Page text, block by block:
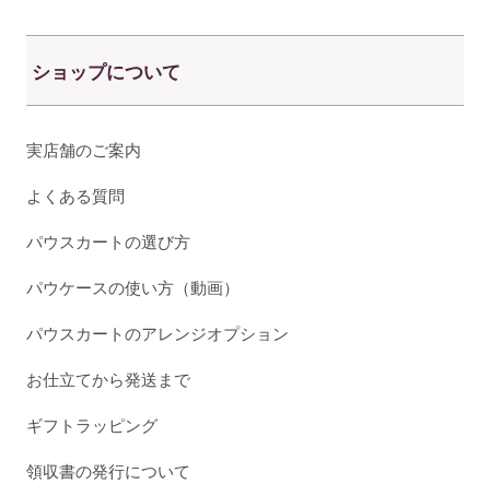
ショップについて
実店舗のご案内
よくある質問
パウスカートの選び方
パウケースの使い方（動画）
パウスカートのアレンジオプション
お仕立てから発送まで
ギフトラッピング
領収書の発行について